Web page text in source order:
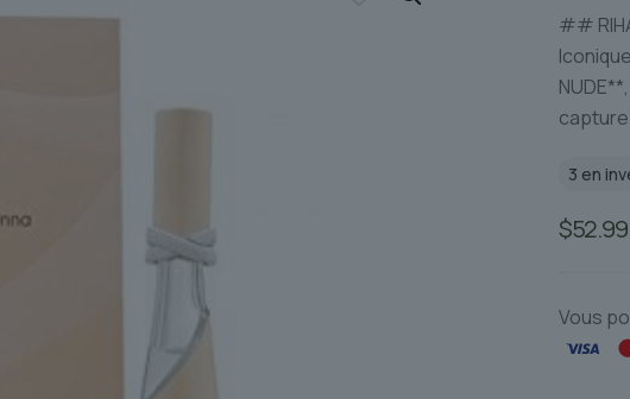
##
capture
3 en
$52.99
Vous